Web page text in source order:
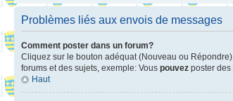
Problèmes liés aux envois de messages
Comment poster dans un forum?
Cliquez sur le bouton adéquat (Nouveau ou
forums et des sujets, exemple: Vous pouvez poster des
Haut